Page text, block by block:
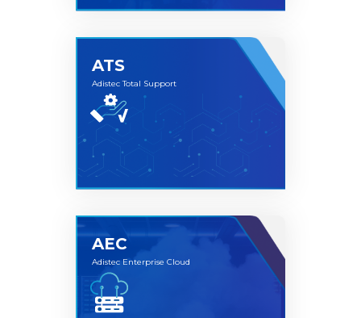
Adistec Integrated Solutions (AIS) integra
hardware con soluciones de software líderes,
dando como resultado soluciones competitivas
hiperconvergentes y de protección de datos.
ATS
Adistec Total Support
Adistec Total Support (ATS) brinda asistencia
mediante técnicos especializados, un único
punto de apoyo para el soporte integrado entre
diferentes vendors o tecnologías, cobertura 7x24 y
AEC
Adistec Enterprise Cloud